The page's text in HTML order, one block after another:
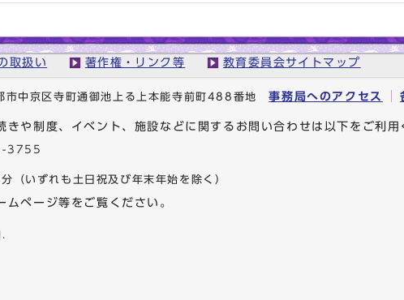
取扱い 著作権・リンク等 教育委員会サイトマップ
中京区寺町通御池上る上本能寺前町488番地事務局へのアクセス
や制度、イベント、施設などに関するお問い合わせは以下をご利用
3755
（いずれも土日祝及び年末年始を除く）
ページ等をご覧ください。